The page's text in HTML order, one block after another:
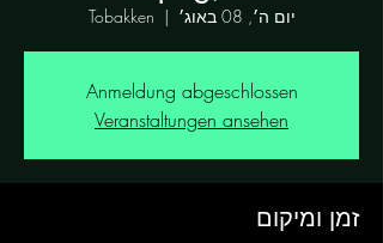
יום ה׳, 08 באוג׳
  |
Tobakken
Anmeldung abgeschlossen
Veranstaltungen ansehen
זמן ומיקום